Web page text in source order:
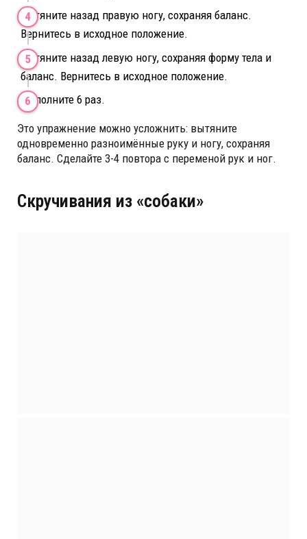
Вытяните назад правую ногу, сохраняя баланс.
Вернитесь в исходное положение.
Вытяните назад левую ногу, сохраняя форму тела и
баланс. Вернитесь в исходное положение.
Выполните 6 раз.
Это упражнение можно усложнить: вытяните
одновременно разноимённые руку и ногу, сохраняя
баланс. Сделайте 3-4 повтора с переменой рук и ног.
Скручивания из «собаки»